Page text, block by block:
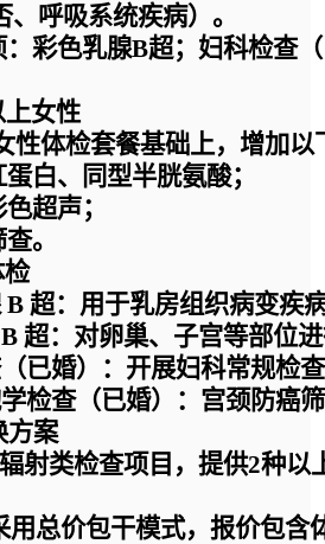
呼吸系统疾病）。
：彩色乳腺B超；妇科检查
上女性
性体检套餐基础上，增加以
白、同型半胱氨酸；
超声；
。
B 超：用于乳房组织病变疾
B 超：对卵巢、子宫等部位
已婚）：开展妇科常规检
检查（已婚）：宫颈防癌
方案
射类检查项目，提供2种以
用总价包干模式，报价包